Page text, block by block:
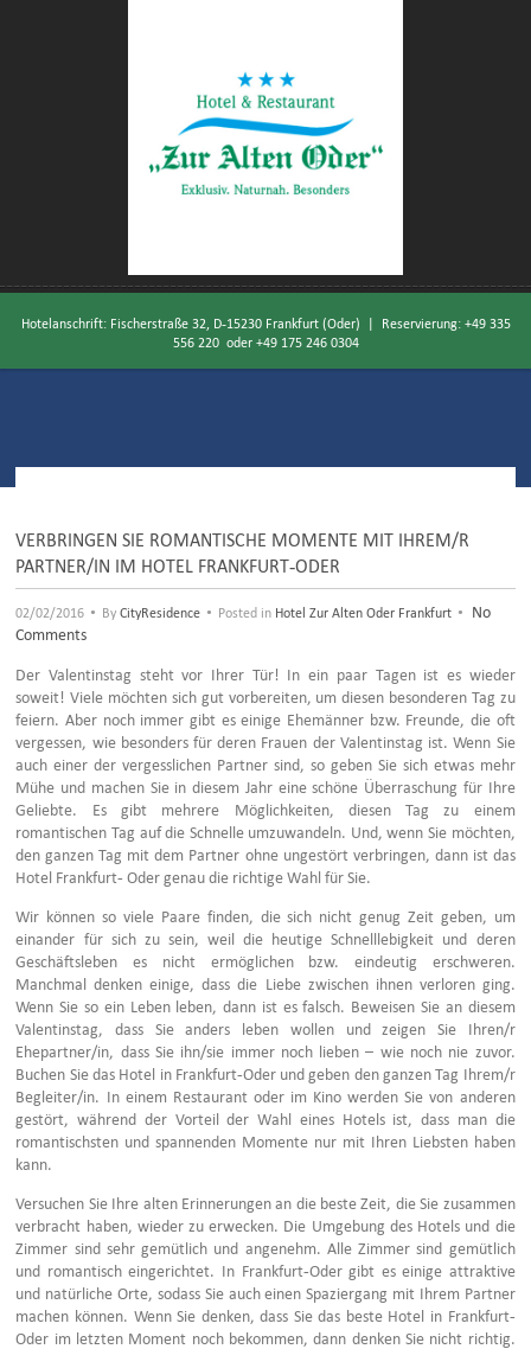
Hotelanschrift: Fischerstraße 32, D-15230 Frankfurt (Oder) | Reservierung: +49 335
556 220oder +49 175 246 0304
VERBRINGEN SIE ROMANTISCHE MOMENTE MIT IHREM/R
PARTNER/IN IM HOTEL FRANKFURT-ODER
02/02/2016 • ByCityResidence • Posted in Hotel Zur Alten Oder Frankfurt •
No
Comments
Der Valentinstag steht vor Ihrer Tür! In ein paar Tagen ist es wieder
soweit! Viele möchten sich gut vorbereiten, um diesen besonderen Tag zu
feiern. Aber noch immer gibt es einige Ehemänner bzw. Freunde, die oft
vergessen, wie besonders für deren Frauen der Valentinstag ist. Wenn Sie
auch einer der vergesslichen Partner sind, so geben Sie sich etwas mehr
Mühe und machen Sie in diesem Jahr eine schöne Überraschung für Ihre
Geliebte. Es gibt mehrere Möglichkeiten, diesen Tag zu einem
romantischen Tag auf die Schnelle umzuwandeln. Und, wenn Sie möchten,
den ganzen Tag mit dem Partner ohne ungestört verbringen, dann ist das
Hotel Frankfurt- Oder genau die richtige Wahl für Sie.
Wir können so viele Paare finden, die sich nicht genug Zeit geben, um
einander für sich zu sein, weil die heutige Schnelllebigkeit und deren
Geschäftsleben es nicht ermöglichen bzw. eindeutig erschweren.
Manchmal denken einige, dass die Liebe zwischen ihnen verloren ging.
Wenn Sie so ein Leben leben, dann ist es falsch. Beweisen Sie an diesem
Valentinstag, dass Sie anders leben wollen und zeigen Sie Ihren/r
Ehepartner/in, dass Sie ihn/sie immer noch lieben – wie noch nie zuvor.
Buchen Sie das Hotel in Frankfurt-Oder und geben den ganzen Tag Ihrem/r
Begleiter/in. In einem Restaurant oder im Kino werden Sie von anderen
gestört, während der Vorteil der Wahl eines Hotels ist, dass man die
romantischsten und spannenden Momente nur mit Ihren Liebsten haben
kann.
Versuchen Sie Ihre alten Erinnerungen an die beste Zeit, die Sie zusammen
verbracht haben, wieder zu erwecken. Die Umgebung des Hotels und die
Zimmer sind sehr gemütlich und angenehm. Alle Zimmer sind gemütlich
und romantisch eingerichtet. In Frankfurt-Oder gibt es einige attraktive
und natürliche Orte, sodass Sie auch einen Spaziergang mit Ihrem Partner
machen können. Wenn Sie denken, dass Sie das beste Hotel in Frankfurt-
Oder im letzten Moment noch bekommen, dann denken Sie nicht richtig.